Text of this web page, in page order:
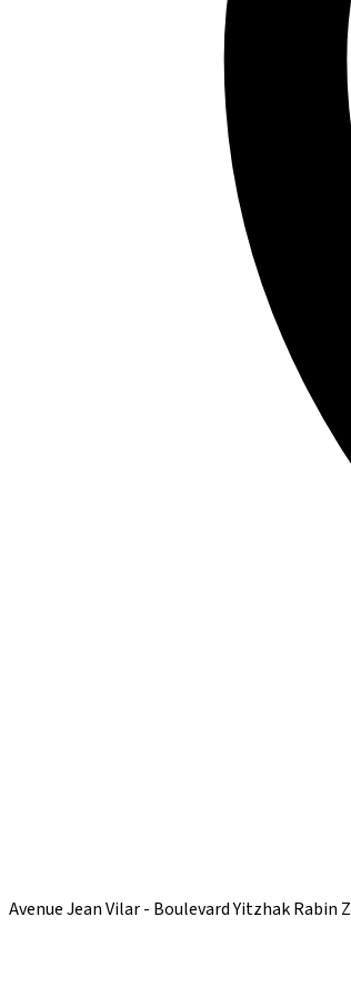
Avenue Jean Vilar - Boulevard Yitzhak Rabin